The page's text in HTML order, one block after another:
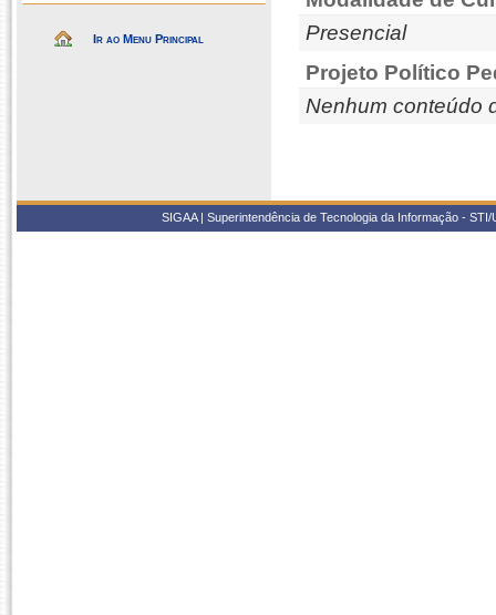
Ir ao Menu Principal
Presencial
Projeto Político
Nenhum conteúdo
SIGAA | Superintendência de Tecnologia da Informação -